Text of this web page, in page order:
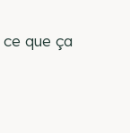
que ça